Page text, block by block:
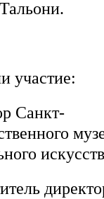
участие:
Санкт-